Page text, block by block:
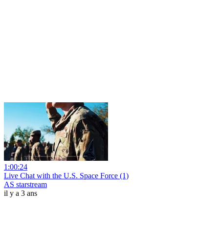
1:00:24
Live Chat with the U.S. Space Force (1)
AS starstream
il y a 3 ans